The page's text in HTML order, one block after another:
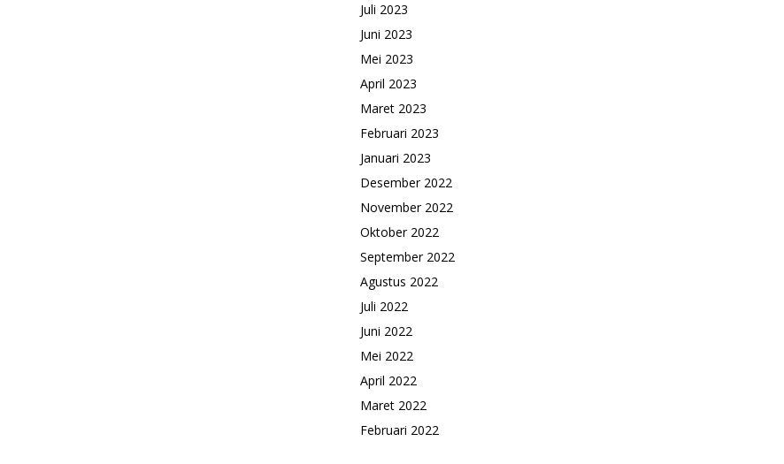
Juli 2023
Juni 2023
Mei 2023
April 2023
Maret 2023
Februari 2023
Januari 2023
Desember 2022
November 2022
Oktober 2022
September 2022
Agustus 2022
Juli 2022
Juni 2022
Mei 2022
April 2022
Maret 2022
Februari 2022